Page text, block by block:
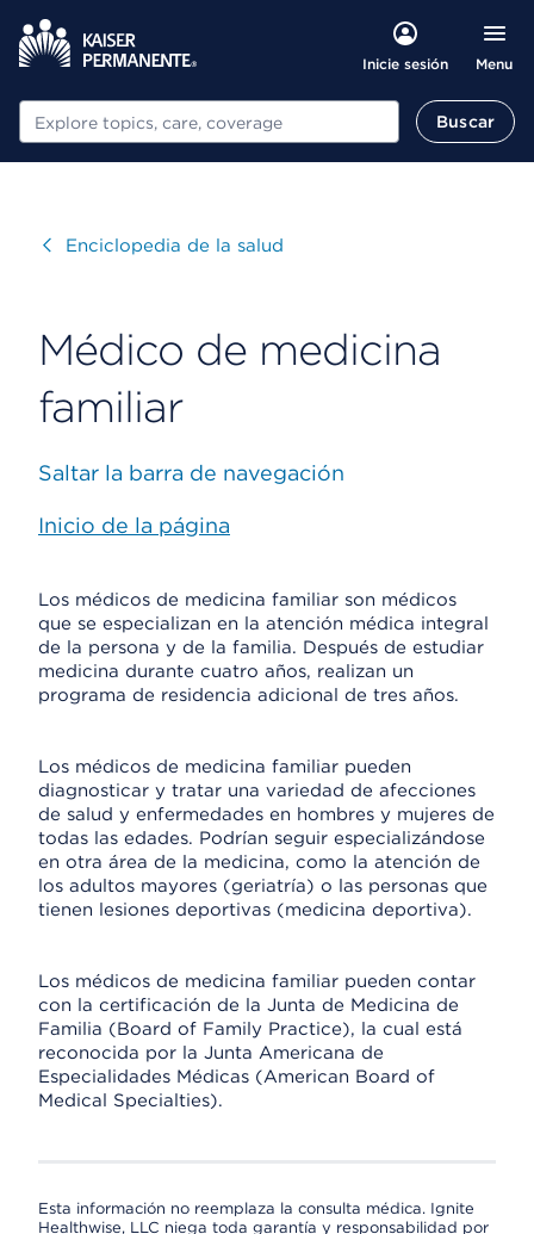
Inicie sesión Menu
Buscar Buscar
Visitar
Enciclopedia de la salud
Médico de medicina
familiar
Saltar la barra de navegación
Inicio de la página
Los médicos de medicina familiar son médicos
que se especializan en la atención médica integral
de la persona y de la familia. Después de estudiar
medicina durante cuatro años, realizan un
programa de residencia adicional de tres años.
Los médicos de medicina familiar pueden
diagnosticar y tratar una variedad de afecciones
de salud y enfermedades en hombres y mujeres de
todas las edades. Podrían seguir especializándose
en otra área de la medicina, como la atención de
los adultos mayores (geriatría) o las personas que
tienen lesiones deportivas (medicina deportiva).
Los médicos de medicina familiar pueden contar
con la certificación de la Junta de Medicina de
Familia (Board of Family Practice), la cual está
reconocida por la Junta Americana de
Especialidades Médicas (American Board of
Medical Specialties).
Esta información no reemplaza la consulta médica. Ignite
Healthwise, LLC niega toda garantía y responsabilidad por